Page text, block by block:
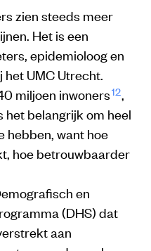
zien steeds meer
Het is een
epidemioloog en
UMC Utrecht.
miljoen inwoners12,
het belangrijk om heel
hebben, want hoe
hoe betrouwbaarder
en
(DHS) dat
aan